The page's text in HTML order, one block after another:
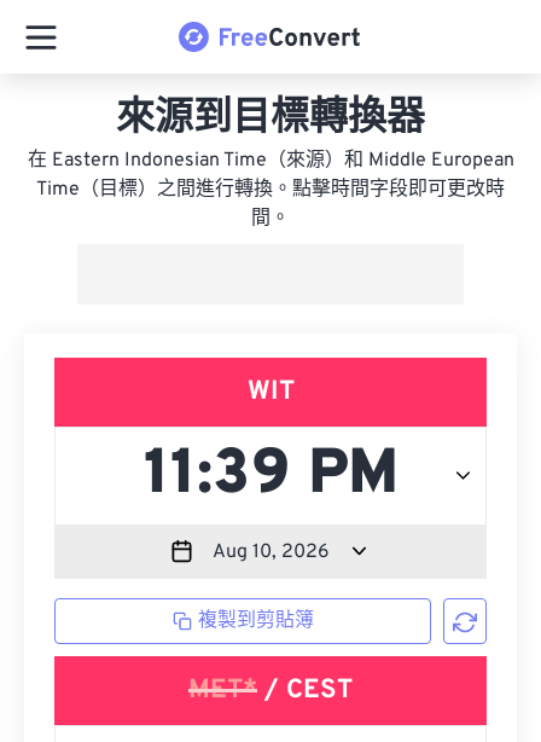
來源到目標轉換器
在 Eastern Indonesian Time（來源）和 Middle European
Time（目標）之間進行轉換。點擊時間字段即可更改時
間。
WIT
複製到剪貼簿
MET* / CEST